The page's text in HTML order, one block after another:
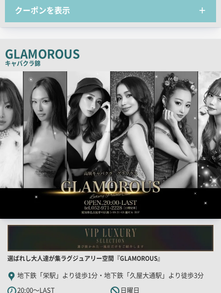
ピ
クーポンを表示
GLAMOROUS
キャバクラ錦
索
結
果
一
覧
用
画
像
店
舗
PR
選ばれし大人達が集ラグジュアリー空間『GLAMOROUS』
地下鉄「栄駅」より徒歩1分・地下鉄「久屋大通駅」より徒歩3分
20:00～LAST
日曜日